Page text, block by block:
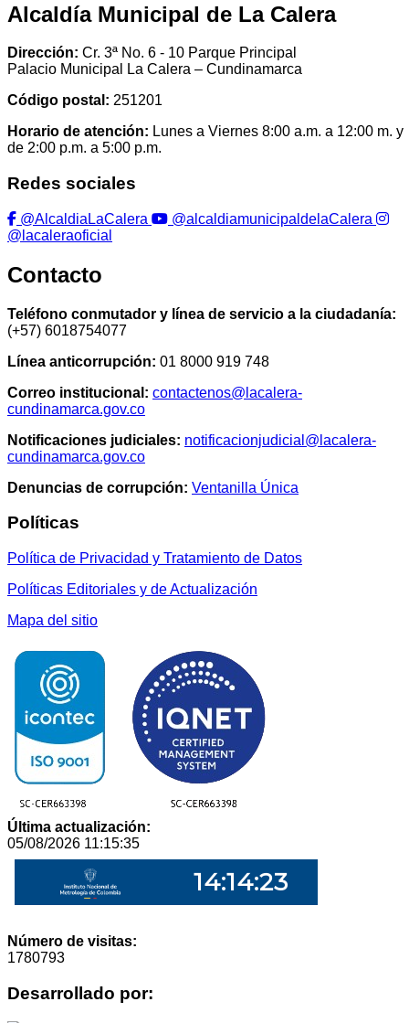
Alcaldía Municipal de La Calera
Dirección: Cr. 3ª No. 6 - 10 Parque Principal
Palacio Municipal La Calera – Cundinamarca
Código postal: 251201
Horario de atención: Lunes a Viernes 8:00 a.m. a 12:00 m. y
de 2:00 p.m. a 5:00 p.m.
Redes sociales
@AlcaldiaLaCalera
@alcaldiamunicipaldelaCalera
@lacaleraoficial
Contacto
Teléfono conmutador y línea de servicio a la ciudadanía:
(+57) 6018754077
Línea anticorrupción: 01 8000 919 748
Correo institucional: contactenos@lacalera-
cundinamarca.gov.co
Notificaciones judiciales: notificacionjudicial@lacalera-
cundinamarca.gov.co
Denuncias de corrupción: Ventanilla Única
Políticas
Política de Privacidad y Tratamiento de Datos
Políticas Editoriales y de Actualización
Mapa del sitio
Última actualización:
05/08/2026 11:15:35
Número de visitas:
1780793
Desarrollado por: